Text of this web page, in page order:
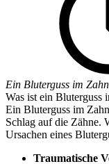
Ein Bluterguss im
Was ist ein Bluterguss
Ein Bluterguss im
Schlag auf die Zähne.
Ursachen eines
Traumatische